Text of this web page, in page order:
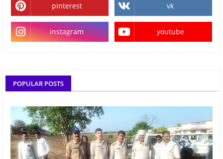
pinterest vk
instagram youtube
POPULAR POSTS